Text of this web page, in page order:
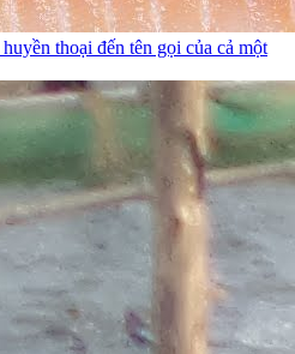
thoại đến tên gọi của cả một